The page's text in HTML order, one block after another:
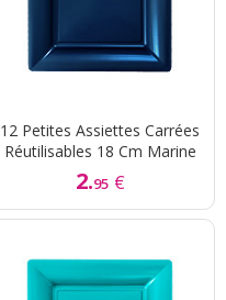
12 Petites Assiettes Carrées
Réutilisables 18 Cm Marine
2.95 €